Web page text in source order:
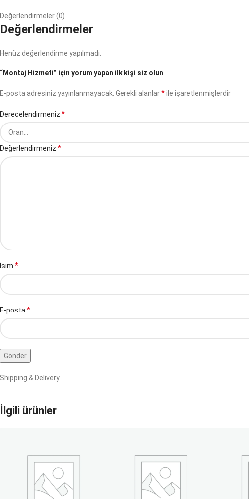
Değerlendirmeler (0)
Değerlendirmeler
Henüz değerlendirme yapılmadı.
“Montaj Hizmeti” için yorum yapan ilk kişi siz olun
E-posta adresiniz yayınlanmayacak. Gerekli alanlar*ile işaretlenmişlerdir
Derecelendirmeniz *
Değerlendirmeniz *
İsim *
E-posta *
Shipping & Delivery
İlgili ürünler